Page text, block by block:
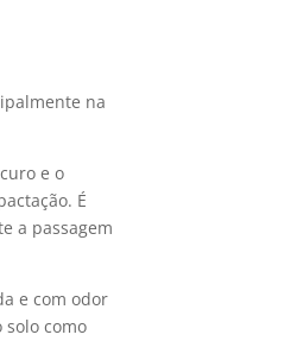
na
e o
É
a passagem
e com odor
como